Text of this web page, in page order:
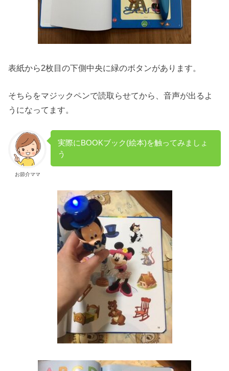
表紙から2枚目の下側中央に緑のボタンがあります。
そちらをマジックペンで読取らせてから、音声が出るよ
うになってます。
お節介ママ
実際にBOOKブック(絵本)を触ってみましょ
う